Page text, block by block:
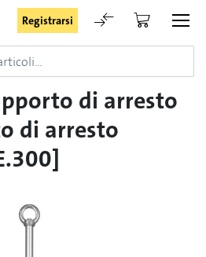
Registrarsi
di arresto
di arresto